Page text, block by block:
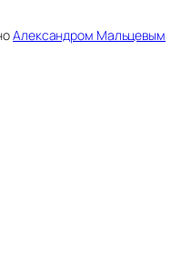
Александром Мальцевым